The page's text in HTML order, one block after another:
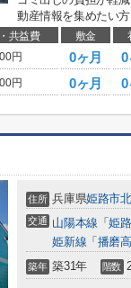
動産情報を集めたい
共益費 敷金
円 0ヶ月 0
円 0ヶ月 0
住所 兵庫県姫路市
交通 山陽本線 「姫路
姫新線 「 播磨
築年 築31年 階数